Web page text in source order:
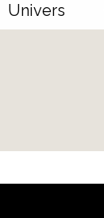
Univers